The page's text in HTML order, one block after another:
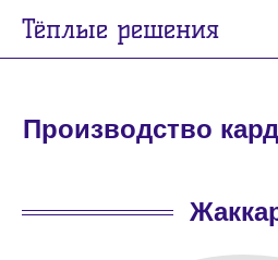
Тёплые решения
Производство